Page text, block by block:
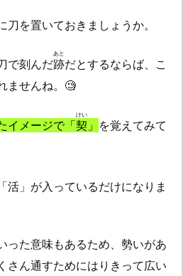
を置いておきましょうか。
で刻んだ跡
あと
だとするならば、こ
ませんね。🧐
イメージで「契
けい
」 を覚えてみて
活」が入っているだけになりま
った意味もあるため、勢いがあ
さん通すためにはりきって広い